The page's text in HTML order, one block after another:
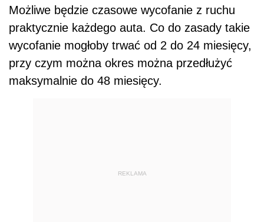
Możliwe będzie czasowe wycofanie z ruchu
praktycznie każdego auta. Co do zasady takie
wycofanie mogłoby trwać od 2 do 24 miesięcy,
przy czym można okres można przedłużyć
maksymalnie do 48 miesięcy.
REKLAMA